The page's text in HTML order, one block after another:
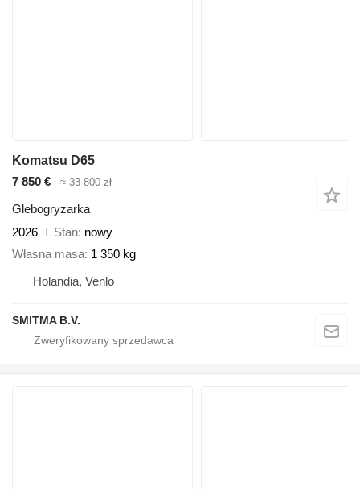
Komatsu D65
7 850 €
≈ 33 800 zł
Glebogryzarka
2026
Stan nowy
Własna masa 1 350 kg
Holandia, Venlo
SMITMA B.V.